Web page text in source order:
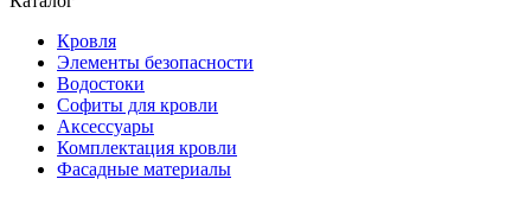
Кровля
Элементы безопасности
Водостоки
Софиты для кровли
Аксессуары
Комплектация кровли
Фасадные материалы